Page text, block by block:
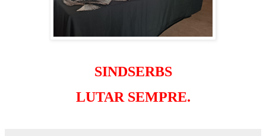
SINDSERBS
LUTAR SEMPRE.